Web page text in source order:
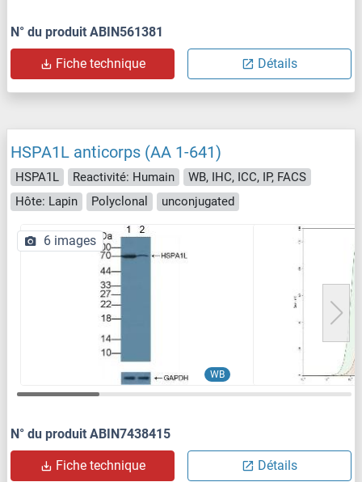
N° du produit ABIN561381
Fiche technique Détails
HSPA1L anticorps (AA 1-641)
HSPA1L Reactivité: Humain
WB, IHC, ICC, IP, FACS
Hôte: Lapin
Polyclonal unconjugated
WB
6 images
N° du produit ABIN7438415
Fiche technique Détails